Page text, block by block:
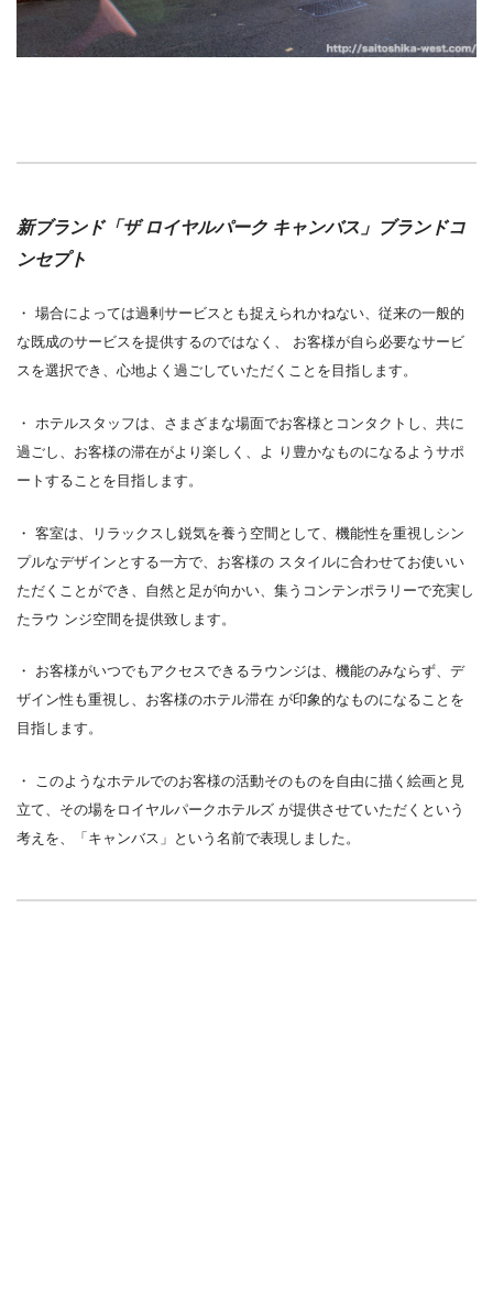
新ブランド「ザ ロイヤルパーク キャンバス」ブランドコ
ンセプト
・ 場合によっては過剰サービスとも捉えられかねない、従来の一般的
な既成のサービスを提供するのではなく、
お客様が自ら必要なサービ
スを選択でき、心地よく過ごしていただくことを目指します。
・ ホテルスタッフは、さまざまな場面でお客様とコンタクトし、共に
過ごし、お客様の滞在がより楽しく、よ り豊かなものになるようサポ
ートすることを目指します。
・ 客室は、リラックスし鋭気を養う空間として、機能性を重視しシン
プルなデザインとする一方で、お客様の スタイルに合わせてお使いい
ただくことができ、自然と足が向かい、集うコンテンポラリーで充実し
たラウ ンジ空間を提供致します。
・
お客様がいつでもアクセスできるラウンジは、機能のみならず、デ
ザイン性も重視し、お客様のホテル滞在 が印象的なものになることを
目指します。
・
このようなホテルでのお客様の活動そのものを自由に描く絵画と見
立て、その場をロイヤルパークホテルズ が提供させていただくという
考えを、「キャンバス」という名前で表現しました。